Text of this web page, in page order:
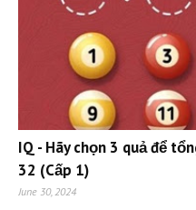
IQ - Hãy chọn 3 quả để
32 (Cấp 1)
June 30, 2024